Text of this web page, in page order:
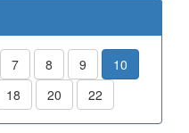
7 8 9
10
18 20 22